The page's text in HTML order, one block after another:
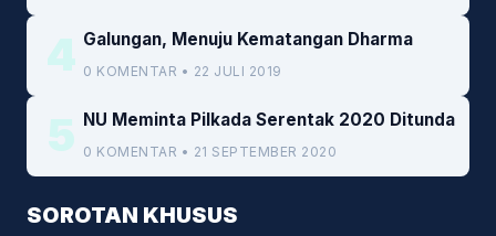
4 Galungan, Menuju Kematangan Dharma
0 KOMENTAR • 22 JULI 2019
5 NU Meminta Pilkada Serentak 2020 Ditunda
0 KOMENTAR • 21 SEPTEMBER 2020
SOROTAN KHUSUS